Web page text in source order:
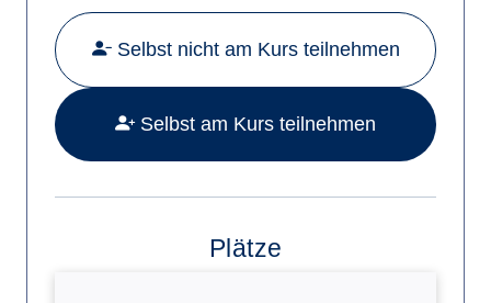
Selbst nicht am Kurs teilnehmen
Selbst am Kurs teilnehmen
Plätze